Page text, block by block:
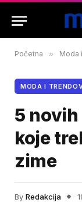
Početna » Moda
MODA I
5
koje
zime
By Redakcija